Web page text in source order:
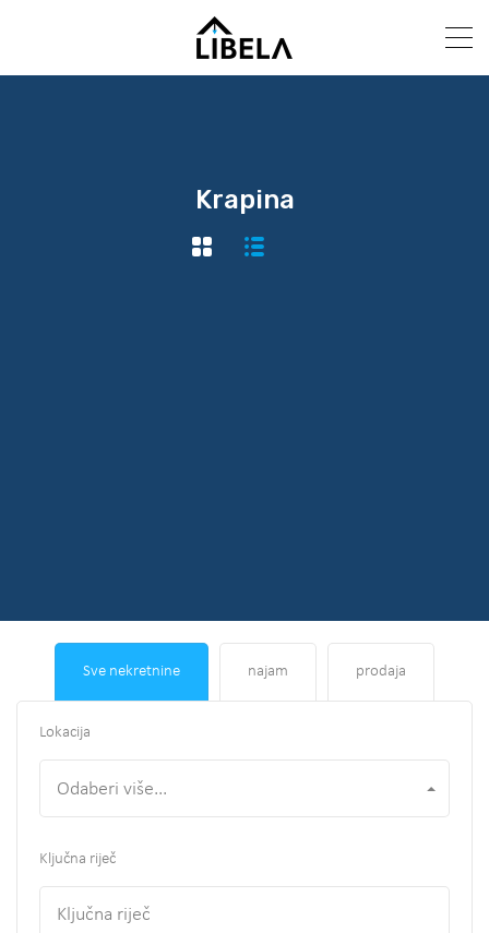
Krapina
Sve nekretnine najam prodaja
Lokacija
Odaberi više...
Ključna riječ